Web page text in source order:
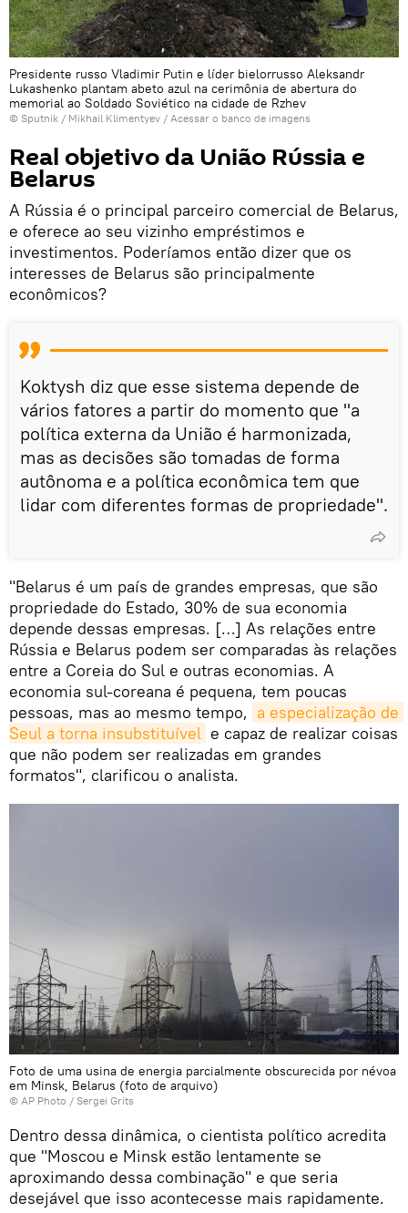
Presidente russo Vladimir Putin e líder bielorrusso Aleksandr
Lukashenko plantam abeto azul na cerimônia de abertura do
memorial ao Soldado Soviético na cidade de Rzhev
© Sputnik / Mikhail Klimentyev / Acessar o banco de imagens
Real objetivo da União Rússia e
Belarus
A Rússia é o principal parceiro comercial de Belarus,
e oferece ao seu vizinho empréstimos e
investimentos. Poderíamos então dizer que os
interesses de Belarus são principalmente
econômicos?
Koktysh diz que esse sistema depende de
vários fatores a partir do momento que "a
política externa da União é harmonizada,
mas as decisões são tomadas de forma
autônoma e a política econômica tem que
lidar com diferentes formas de propriedade".
"Belarus é um país de grandes empresas, que são
propriedade do Estado, 30% de sua economia
depende dessas empresas. […] As relações entre
Rússia e Belarus podem ser comparadas às relações
entre a Coreia do Sul e outras economias. A
economia sul-coreana é pequena, tem poucas
pessoas, mas ao mesmo tempo, a especialização de
Seul a torna insubstituível e capaz de realizar coisas
que não podem ser realizadas em grandes
formatos", clarificou o analista.
Foto de uma usina de energia parcialmente obscurecida por névoa
em Minsk, Belarus (foto de arquivo)
© AP Photo / Sergei Grits
Dentro dessa dinâmica, o cientista político acredita
que "Moscou e Minsk estão lentamente se
aproximando dessa combinação" e que seria
desejável que isso acontecesse mais rapidamente.